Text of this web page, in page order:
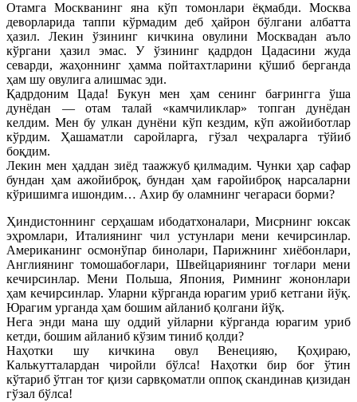
Отамга Москванинг яна кўп томонлари ёқмабди. Москва
деворларида таппи кўрмадим деб ҳайрон бўлгани албатта
ҳазил. Лекин ўзининг кичкина овулини Москвадан аъло
кўргани ҳазил эмас. У ўзининг қадрдон Цадасини жуда
севарди, жаҳоннинг ҳамма пойтахтларини қўшиб берганда
ҳам шу овулига алишмас эди.
Қадрдоним Цада! Букун мен ҳам сенинг бағрингга ўша
дунёдан — отам талай «камчиликлар» топган дунёдан
келдим. Мен бу улкан дунёни кўп кездим, кўп ажойиботлар
кўрдим. Ҳашаматли саройларга, гўзал чеҳраларга тўйиб
боқдим.
Лекин мен ҳаддан зиёд таажжуб қилмадим. Чунки ҳар сафар
бундан ҳам ажойиброқ, бундан ҳам ғаройиброқ нарсаларни
кўришимга ишондим… Ахир бу оламнинг чегараси борми?
Ҳиндистоннинг серҳашам ибодатхоналари, Мисрнинг юксак
эҳромлари, Италиянинг чил устунлари мени кечирсинлар.
Американинг осмонўпар бинолари, Парижнинг хиёбонлари,
Англиянинг томошабоғлари, Швейцариянинг тоғлари мени
кечирсинлар. Мени Польша, Япония, Римнинг жононлари
ҳам кечирсинлар. Уларни кўрганда юрагим уриб кетгани йўқ.
Юрагим урганда ҳам бошим айланиб қолгани йўқ.
Нега энди мана шу оддий уйларни кўрганда юрагим уриб
кетди, бошим айланиб кўзим тиниб қолди?
Наҳотки шу кичкина овул Венецияю, Қоҳираю,
Калькутталардан чиройли бўлса! Наҳотки бир боғ ўтин
кўтариб ўтган тоғ қизи сарвқоматли оппоқ скандинав қизидан
гўзал бўлса!